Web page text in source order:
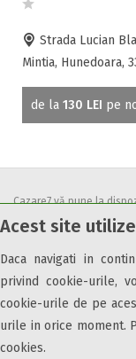
Acest site
Daca navigati in
privind cookie-urile,
cookie-urile de pe
urile in orice moment.
cookies.
Acces
ATV
Bar
Beauty center
Ciubar
Crama
Cutie de valori
Discoteca
Echitatie
Strada Lucian
Mintia, Hunedoara,
de la 130 LEI pe
Cazare7 vă pune la
zonele turistice, oferte
condițiile